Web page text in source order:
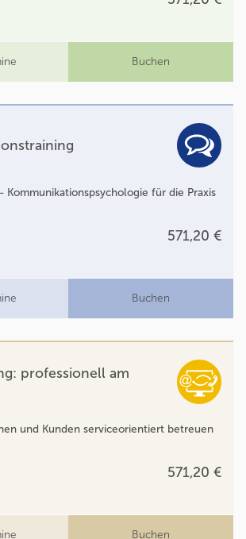
Buchen
Kommunikationspsychologie für die Praxis
571,20 €
Buchen
professionell am
und Kunden serviceorientiert betreuen
571,20 €
Buchen